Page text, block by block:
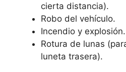
cierta distancia).
Robo del vehículo.
Incendio y explosión.
Rotura de lunas
luneta trasera).